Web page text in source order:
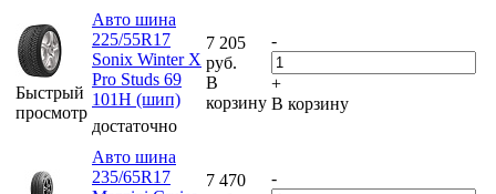
Быстрый
просмотр
Авто шина
225/55R17
Sonix Winter X
Pro Studs 69
101H (шип)
достаточно
7 205
руб.
В
корзину
-
+
В корзину
Авто шина
235/65R17
7 470
-